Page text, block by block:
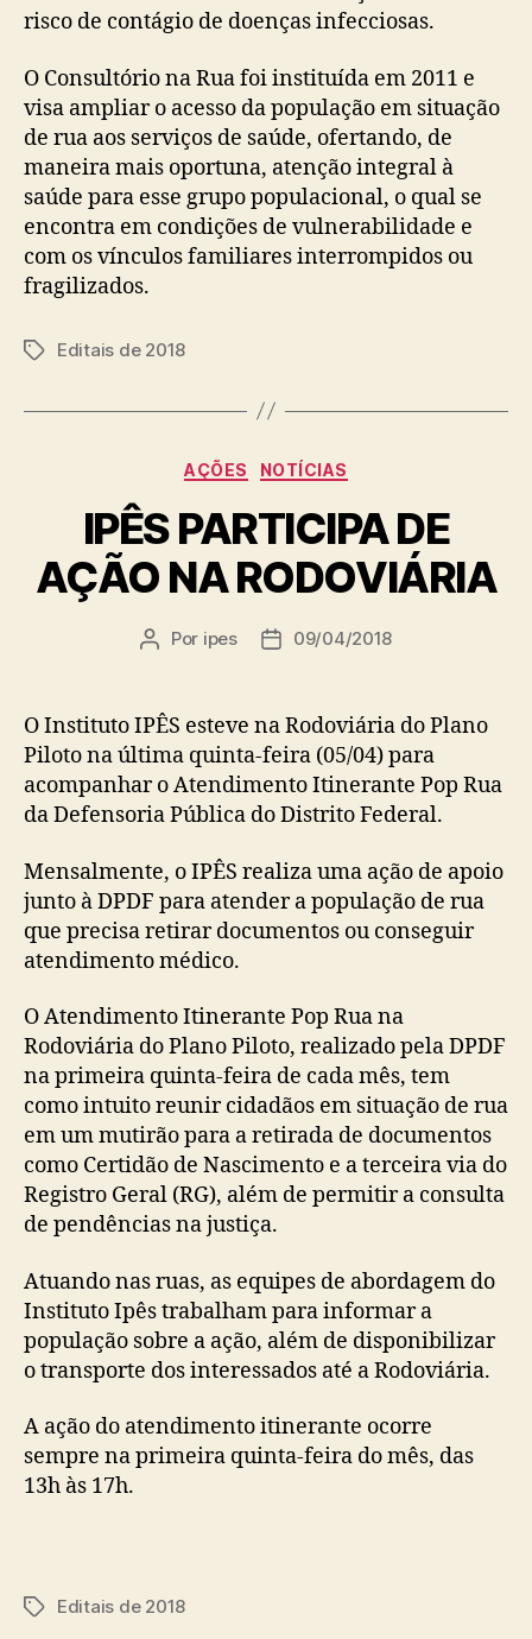
risco de contágio de doenças infecciosas.
O Consultório na Rua foi instituída em 2011 e
visa ampliar o acesso da população em situação
de rua aos serviços de saúde, ofertando, de
maneira mais oportuna, atenção integral à
saúde para esse grupo populacional, o qual se
encontra em condições de vulnerabilidade e
com os vínculos familiares interrompidos ou
fragilizados.
TagsEditais de 2018
Categorias
AÇÕES NOTÍCIAS
IPÊS PARTICIPA DE
AÇÃO NA RODOVIÁRIA
Autor
Por ipes
Data09/04/2018
O Instituto IPÊS esteve na Rodoviária do Plano
Piloto na última quinta-feira (05/04) para
acompanhar o Atendimento Itinerante Pop Rua
da Defensoria Pública do Distrito Federal.
Mensalmente, o IPÊS realiza uma ação de apoio
junto à DPDF para atender a população de rua
que precisa retirar documentos ou conseguir
atendimento médico.
O Atendimento Itinerante Pop Rua na
Rodoviária do Plano Piloto, realizado pela DPDF
na primeira quinta-feira de cada mês, tem
como intuito reunir cidadãos em situação de rua
em um mutirão para a retirada de documentos
como Certidão de Nascimento e a terceira via do
Registro Geral (RG), além de permitir a consulta
de pendências na justiça.
Atuando nas ruas, as equipes de abordagem do
Instituto Ipês trabalham para informar a
população sobre a ação, além de disponibilizar
o transporte dos interessados até a Rodoviária.
A ação do atendimento itinerante ocorre
sempre na primeira quinta-feira do mês, das
13h às 17h.
TagsEditais de 2018